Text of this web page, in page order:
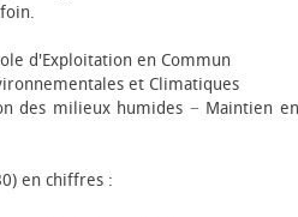
d'Exploitation en Commun
et Climatiques
des milieux humides − Maintien
en chiffres :